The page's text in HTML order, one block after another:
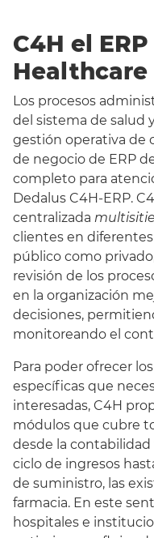
C4H el
Healthcare
Los procesos
del sistema de salud
gestión operativa de
de negocio de ERP
completo para
Dedalus C4H-ERP.
centralizada multisitie
clientes en
público como
revisión de los
en la organización
decisiones,
monitoreando el
Para poder ofrecer
específicas que
interesadas, C4H
módulos que cubre
desde la contabilidad
ciclo de ingresos
de suministro, las
farmacia. En este
hospitales e